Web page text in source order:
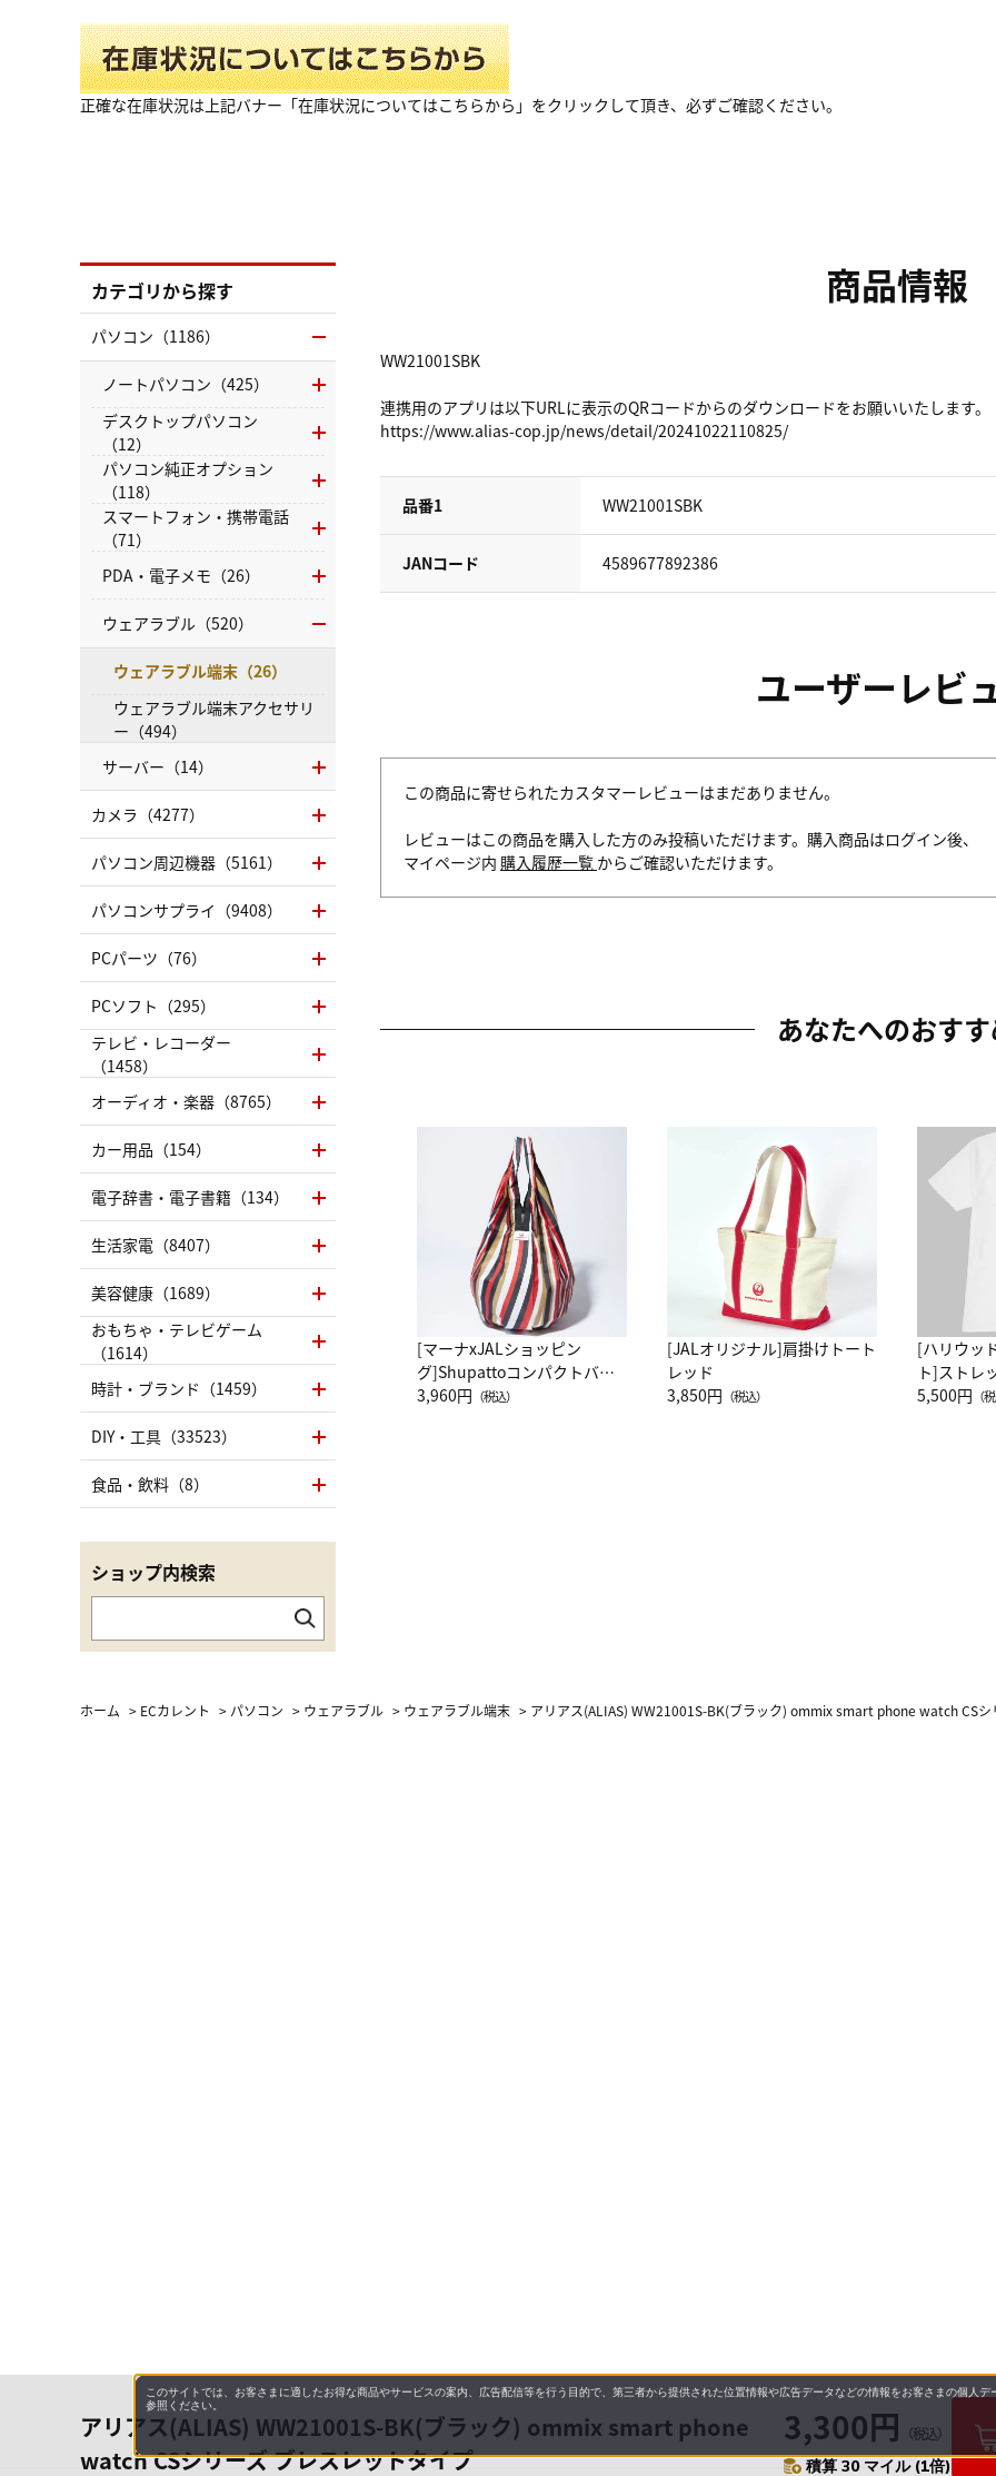
アリアス(ALIAS) WW21001S-BK(ブラック) ommix smart phone
watch CSシリーズ ブレスレットタイプ
3,300円 （税込）
積算 30 マイル (1倍)
正確な在庫状況は上記バナー「在庫状況についてはこちらから」をクリックして頂き、必ずご確認ください。
商品情報
WW21001SBK
連携用のアプリは以下URLに表示のQRコードからのダウンロードをお願いいたします。
https://www.alias-cop.jp/news/detail/20241022110825/
品番1 WW21001SBK
JANコード 4589677892386
ユーザーレビ
この商品に寄せられたカスタマーレビューはまだありません。
レビューはこの商品を購入した方のみ投稿いただけます。購入商品はログイン後、
マイページ内 購入履歴一覧 からご確認いただけます。
あなたへのおす
[マーナxJALショッピン
グ]Shupattoコンパクトバッ
グ Drop JAL客室乗務員
3,960円 （税込）
[JALオリジナル]肩掛けトート
レッド
3,850円 （税込）
[ハリウッ
ト]ストレ
ーネック
5,500円 （
カテゴリから探す
パソコン（1186）
ノートパソコン（425）
デスクトップパソコン
（12）
パソコン純正オプション
（118）
スマートフォン・携帯電話
（71）
PDA・電子メモ（26）
ウェアラブル（520）
ウェアラブル端末（26）
ウェアラブル端末アクセサリ
ー（494）
サーバー（14）
カメラ（4277）
パソコン周辺機器（5161）
パソコンサプライ（9408）
PCパーツ（76）
PCソフト（295）
テレビ・レコーダー
（1458）
オーディオ・楽器（8765）
カー用品（154）
電子辞書・電子書籍（134）
生活家電（8407）
美容健康（1689）
おもちゃ・テレビゲーム
（1614）
時計・ブランド（1459）
DIY・工具（33523）
食品・飲料（8）
ショップ内検索
ホーム > ECカレント > パソコン > ウェアラブル > ウェアラブル端末 > アリアス(ALIAS) WW21001S-BK(ブラック) ommix smart phone watch CSシ
このサイトでは、お客さまに適したお得な商品やサービスの案内、広告配信等を行う目的で、第三者から提供された位置情報や広告データなどの情報をお客さまの個人
参照ください。